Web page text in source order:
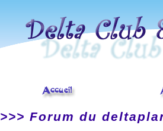
>>> Forum du